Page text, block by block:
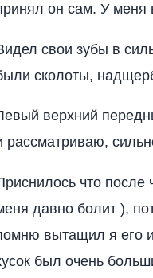
он сам. У меня
свои зубы в
сколоты,
верхний
рассматриваю,
что после
давно болит ),
вытащил я его
был очень